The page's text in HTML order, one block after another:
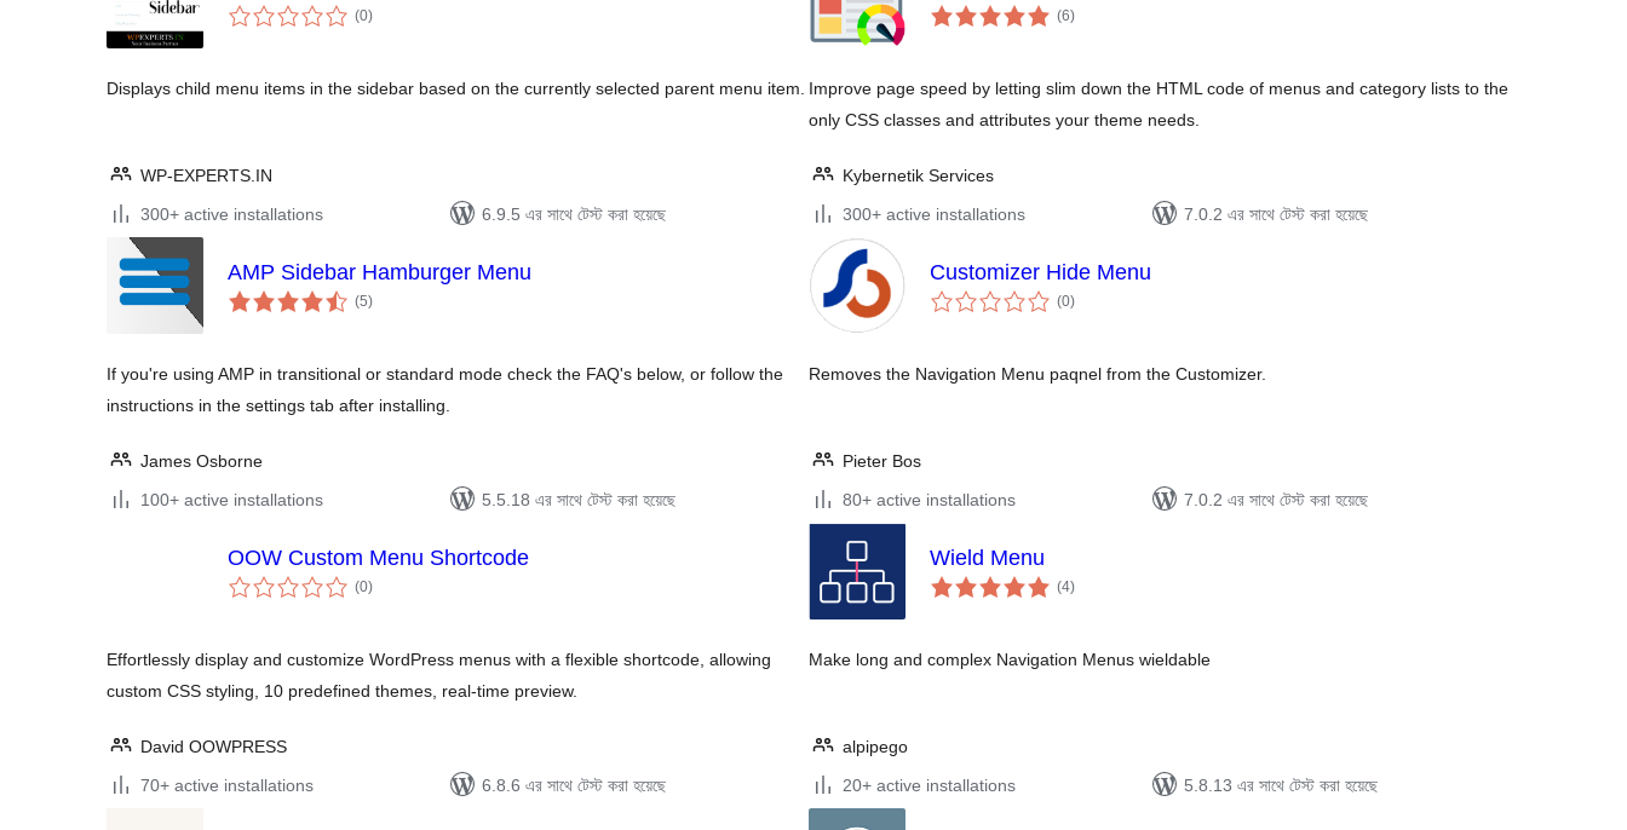
(0total
ratings
)
Displays child menu items in the sidebar based on the currently selected parent menu item.
WP-EXPERTS.IN
300+ active installations
6.9.5 এর সাথে টেস্ট করা হয়েছে
(6total
ratings
)
Improve page speed by letting slim down the HTML code of menus and category lists to the
only CSS classes and attributes your theme needs.
Kybernetik Services
300+ active installations
7.0.2 এর সাথে টেস্ট করা হয়েছে
AMP Sidebar Hamburger Menu
(5total
ratings
)
If you're using AMP in transitional or standard mode check the FAQ's below, or follow the
instructions in the settings tab after installing.
James Osborne
100+ active installations
5.5.18 এর সাথে টেস্ট করা হয়েছে
Customizer Hide Menu
(0total
ratings
)
Removes the Navigation Menu paqnel from the Customizer.
Pieter Bos
80+ active installations
7.0.2 এর সাথে টেস্ট করা হয়েছে
OOW Custom Menu Shortcode
(0total
ratings
)
Effortlessly display and customize WordPress menus with a flexible shortcode, allowing
custom CSS styling, 10 predefined themes, real-time preview.
David OOWPRESS
70+ active installations
6.8.6 এর সাথে টেস্ট করা হয়েছে
Wield Menu
(4total
ratings
)
Make long and complex Navigation Menus wieldable
alpipego
20+ active installations
5.8.13 এর সাথে টেস্ট করা হয়েছে